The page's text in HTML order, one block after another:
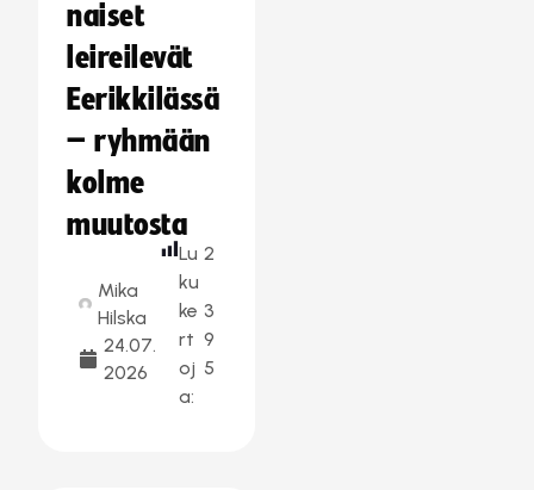
naiset
leireilevät
Eerikkilässä
– ryhmään
kolme
muutosta
Mika
Hilska
24.07.
2026
Lu
ku
ke
rt
oj
a:
2
3
9
5